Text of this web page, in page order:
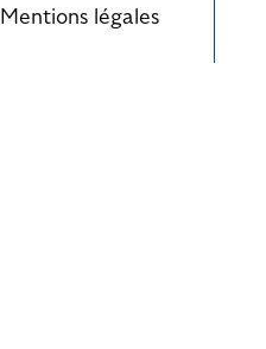
Mentions légales